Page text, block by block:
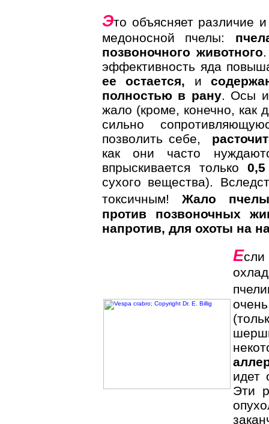
Это объясняет различие
медоносной пчелы:
позвоночного животного
эффективность яда
ее остается, и
полностью в рану. Осы и
жало (кроме, конечно, как
сильно
позволить себе,
как они часто
впрыскивается только
сухого вещества).
токсичным!
Жало
против позвоночных
напротив, для охоты на
Е
идет
Эти